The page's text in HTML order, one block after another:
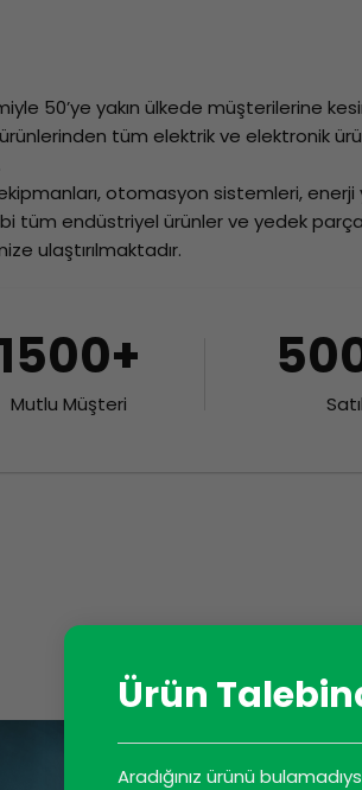
Ürün
Aradığınız ürünü
50’ye yakın ülkede müşterilerine
tüm elektrik ve elektronik
otomasyon sistemleri,
tüm endüstriyel ürünler ve yedek
ulaştırılmaktadır.
1500+
Mutlu Müşteri